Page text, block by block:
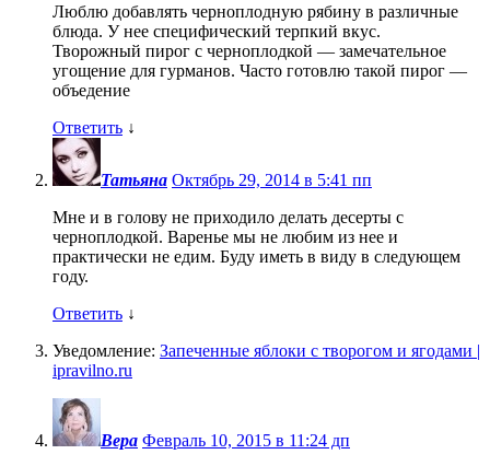
Люблю добавлять черноплодную рябину в различные
блюда. У нее специфический терпкий вкус.
Творожный пирог с черноплодкой — замечательное
угощение для гурманов. Часто готовлю такой пирог —
объедение
Ответить ↓
Татьяна Октябрь 29, 2014 в 5:41 пп
Мне и в голову не приходило делать десерты с
черноплодкой. Варенье мы не любим из нее и
практически не едим. Буду иметь в виду в следующем
году.
Ответить ↓
Уведомление: Запеченные яблоки с творогом и ягодами |
ipravilno.ru
Вера Февраль 10, 2015 в 11:24 дп